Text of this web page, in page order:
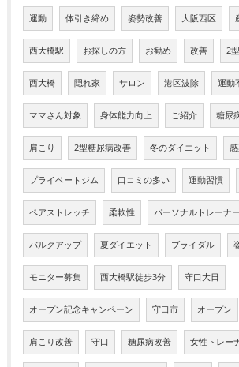
運動 体引き締め 姿勢改善 大阪西区
西大橋駅 お探しの方 お勧め 改善 2
西大橋 隠れ家 サロン 港区波除 運動
ママさん対象 身体能力向上 ご紹介 糖尿
肩こり 2型糖尿病改善 冬のダイエット
プライベートジム 口コミの多い 運動習慣
ペアストレッチ 柔軟性 パーソナルトレーナー
バルクアップ 夏ダイエット ブライダル
モニター募集 西大橋駅徒歩3分 守口大日
オープン記念キャンペーン 守口市 オープン
肩こり改善 守口 糖尿病改善 女性トレー